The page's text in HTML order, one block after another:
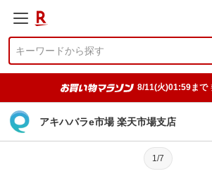
8/11(火)01:59まで
アキハバラe市場 楽天市場支店
1/7